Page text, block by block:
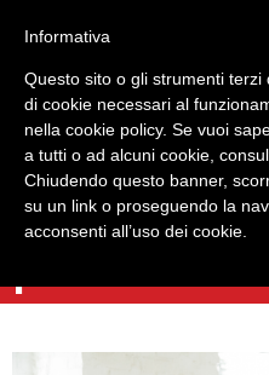
Torna indietro
Gestire la
Informativa
Questo sito o gli strumenti
di cookie necessari al
nella cookie policy. Se vuoi
a tutti o ad alcuni cookie,
Chiudendo questo banner,
su un link o proseguendo la
acconsenti all’uso dei cookie.